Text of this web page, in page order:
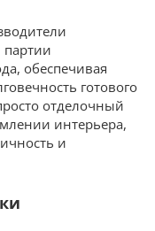
партии
обеспечивая
готового
отделочный
интерьера,
и